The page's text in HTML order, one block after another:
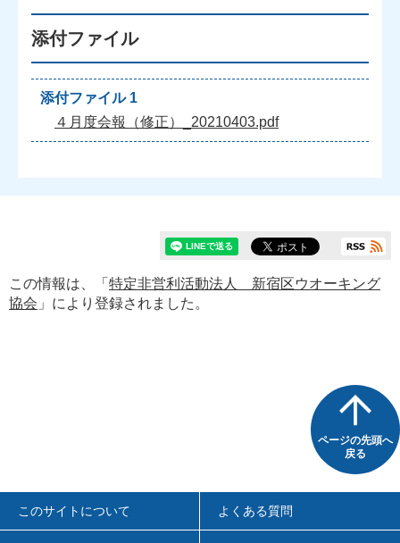
添付ファイル
添付ファイル 1
４月度会報（修正）_20210403.pdf
この情報は、「 特定非営利活動法人 新宿区ウオーキング
協会 」により登録されました。
ページの先頭へ
戻る
このサイトについて よくある質問